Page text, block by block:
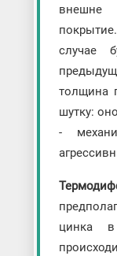
внешне
случае
толщина
шутку:
-
цинка